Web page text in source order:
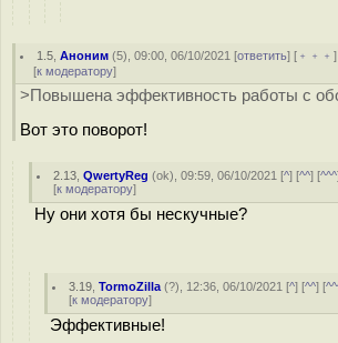
1.5 ,Аноним (5), 09:00, 06/10/2021 [ответить] [ ﹢﹢﹢
[к модератору]
>Повышена эффективность работы с
Вот это поворот!
2.13 ,QwertyReg (ok), 09:59, 06/10/2021 [^] [^^] [^^^
[к модератору]
Ну они хотя бы нескучные?
3.19 ,TormoZilla (?), 12:36, 06/10/2021 [^] [^^] [
[к модератору]
Эффективные!